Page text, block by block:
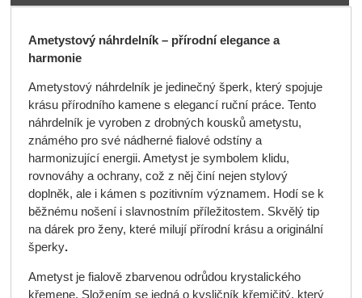
Ametystový náhrdelník – přírodní elegance a
harmonie
Ametystový náhrdelník je jedinečný šperk, který spojuje
krásu přírodního kamene s elegancí ruční práce. Tento
náhrdelník je vyroben z drobných kousků ametystu,
známého pro své nádherné fialové odstíny a
harmonizující energii. Ametyst je symbolem klidu,
rovnováhy a ochrany, což z něj činí nejen stylový
doplněk, ale i kámen s pozitivním významem. Hodí se k
běžnému nošení i slavnostním příležitostem. Skvělý tip
na dárek pro ženy, které milují přírodní krásu a originální
šperky.
Ametyst je fialově zbarvenou odrůdou krystalického
křemene. Složením se jedná o kysličník křemičitý, který